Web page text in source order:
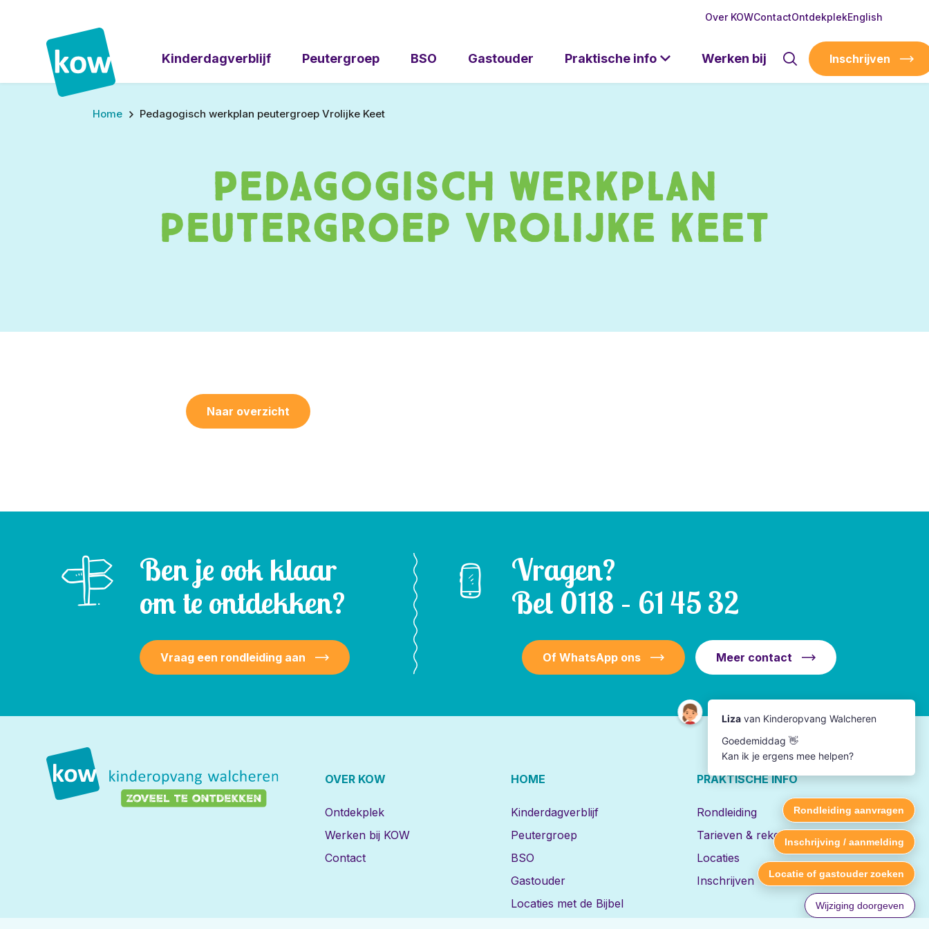
Over KOWContactOntdekplekEnglish
Kinderdagverblijf Peutergroep BSO Gastouder Praktische info Werken bij Inschrijven
Home Pedagogisch werkplan peutergroep Vrolijke Keet
Pedagogisch werkplan
peutergroep Vrolijke Keet
Naar overzicht
Ben je ook klaar
om te ontdekken?
Vraag een rondleiding aan
Vragen?
Bel 0118 – 61 45 32
Of WhatsApp ons Meer contact
OVER KOW
Ontdekplek
Werken bij KOW
Contact
HOME
Kinderdagverblijf
Peutergroep
BSO
Gastouder
Locaties met de Bijbel
PRAKTISCHE INFO
Rondleiding
Tarieven & rekentool
Locaties
Inschrijven